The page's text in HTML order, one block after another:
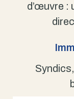
d’œuvre :